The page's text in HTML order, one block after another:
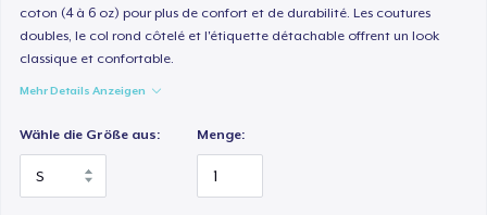
coton (4 à 6 oz) pour plus de confort et de durabilité. Les coutures
doubles, le col rond côtelé et l'étiquette détachable offrent un look
classique et confortable.
Mehr Details Anzeigen
Wähle die Größe aus: Menge: